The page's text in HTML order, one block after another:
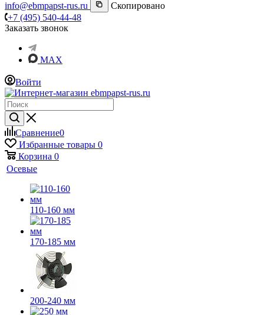
info@ebmpapst-rus.ru
Скопировано
+7 (495) 540-44-48
Заказать звонок
MAX
Войти
Сравнение0
Избранные товары 0
Корзина 0
Осевые
110-160 мм
170-185 мм
200-240 мм